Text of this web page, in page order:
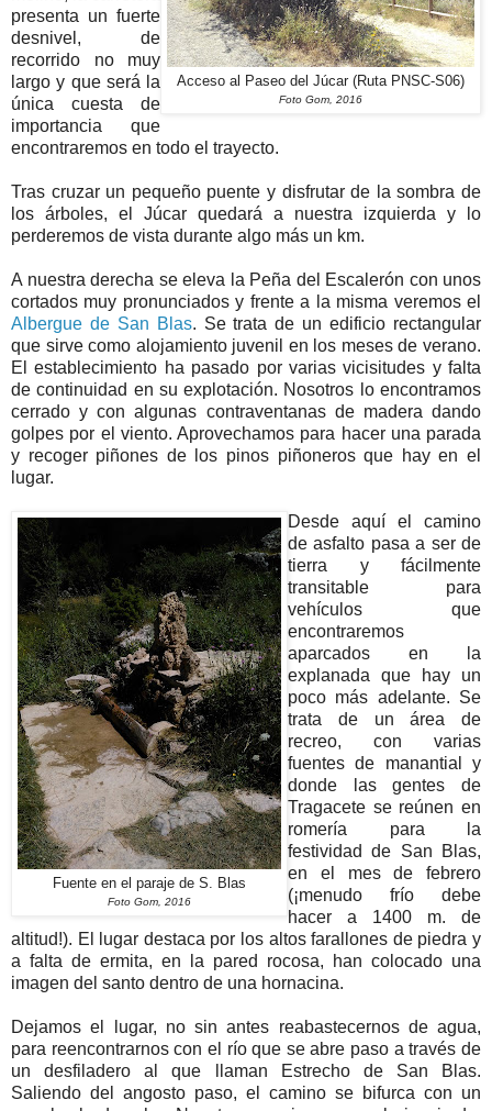
Acceso al Paseo del Júcar (Ruta PNSC-S06)
Foto Gom, 2016
presenta un fuerte
desnivel, de
recorrido no muy
largo y que será la
única cuesta de
importancia que
encontraremos en todo el trayecto.
Tras cruzar un pequeño puente y disfrutar de la sombra de
los árboles, el Júcar quedará a nuestra izquierda y lo
perderemos de vista durante algo más un km.
A nuestra derecha se eleva la Peña del Escalerón con unos
cortados muy pronunciados y frente a la misma veremos el
Albergue de San Blas. Se trata de un edificio rectangular
que sirve como alojamiento juvenil en los meses de verano.
El establecimiento ha pasado por varias vicisitudes y falta
de continuidad en su explotación. Nosotros lo encontramos
cerrado y con algunas contraventanas de madera dando
golpes por el viento. Aprovechamos para hacer una parada
y recoger piñones de los pinos piñoneros que hay en el
lugar.
Fuente en el paraje de S. Blas
Foto Gom, 2016
Desde aquí el camino
de asfalto pasa a ser de
tierra y fácilmente
transitable para
vehículos que
encontraremos
aparcados en la
explanada que hay un
poco más adelante. Se
trata de un área de
recreo, con varias
fuentes de manantial y
donde las gentes de
Tragacete se reúnen en
romería para la
festividad de San Blas,
en el mes de febrero
(¡menudo frío debe
hacer a 1400 m. de
altitud!). El lugar destaca por los altos farallones de piedra y
a falta de ermita, en la pared rocosa, han colocado una
imagen del santo dentro de una hornacina.
Dejamos el lugar, no sin antes reabastecernos de agua,
para reencontrarnos con el río que se abre paso a través de
un desfiladero al que llaman Estrecho de San Blas.
Saliendo del angosto paso, el camino se bifurca con un